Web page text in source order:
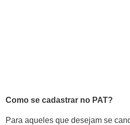
Como se cadastrar no PAT?
Para aqueles que desejam se